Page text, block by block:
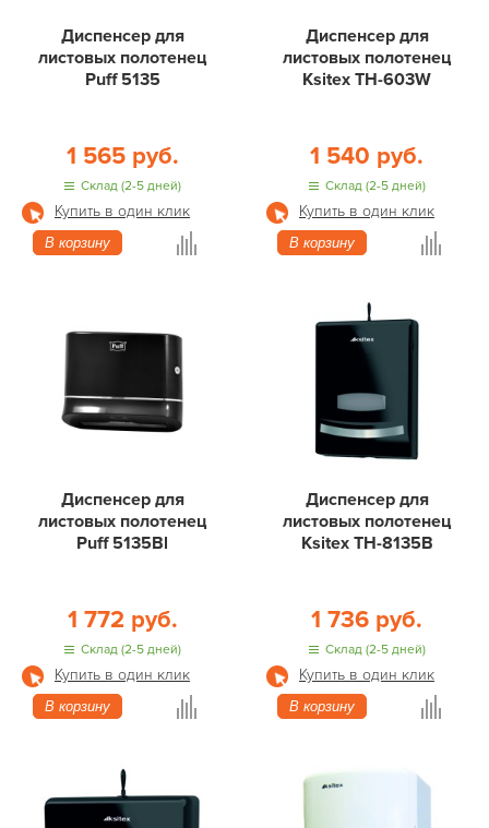
Диспенсер для
листовых полотенец
Puff 5135
1 565 руб.
Склад (2-5 дней)
Купить в один клик
В корзину
Диспенсер для
листовых полотенец
Ksitex ТН-603W
1 540 руб.
Склад (2-5 дней)
Купить в один клик
В корзину
Диспенсер для
листовых полотенец
Puff 5135Bl
1 772 руб.
Склад (2-5 дней)
Купить в один клик
В корзину
Диспенсер для
листовых полотенец
Ksitex ТН-8135В
1 736 руб.
Склад (2-5 дней)
Купить в один клик
В корзину